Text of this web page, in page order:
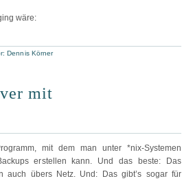
wäre:
Dennis Körner
mit
mit dem man unter *nix-Systemen
erstellen kann. Und das beste: Das
auch übers Netz. Und: Das gibt’s sogar für